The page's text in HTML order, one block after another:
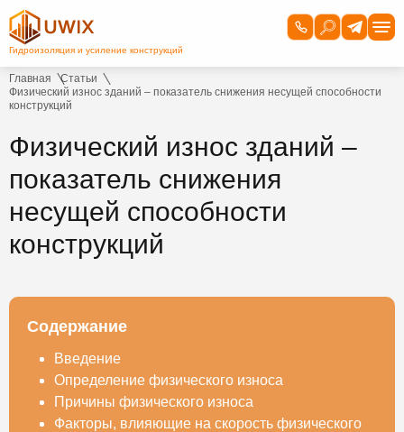
Главная
Статьи
Физический износ зданий – показатель снижения несущей способности
конструкций
Физический износ зданий –
показатель снижения
несущей способности
конструкций
Содержание
Введение
Определение физического износа
Причины физического износа
Факторы, влияющие на скорость физического